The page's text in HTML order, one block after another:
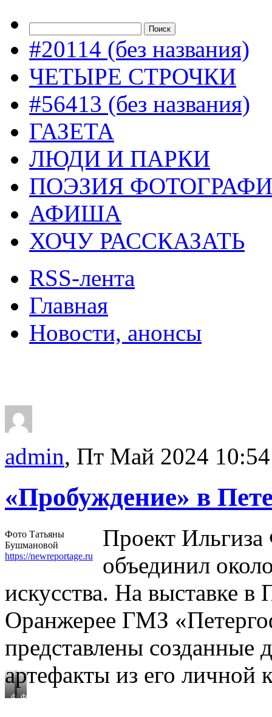
#20114 (без названия)
ЧЕТЫРЕ СТРОЧКИ
#56413 (без названия)
ГАЗЕТА
ЛЮДИ И ПАРКИ
ПОЭЗИЯ
АФИША
ХОЧУ РАССКАЗАТЬ
RSS-лента
Главная
Новости, анонсы
admin, Пт Май 2024 10:54
«Пробуждение» в
Фото Татьяны
Бушмановой
https://newreportage.ru
Проект
объединил
искусства. На выставке
Оранжерее ГМЗ
представлены созданные
артефакты из его личной
ФотоФото